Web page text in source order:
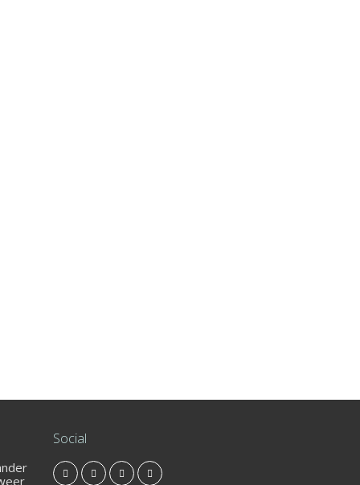
Social